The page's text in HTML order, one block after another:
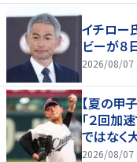
イチロー
ビーが８
2026/08/07
【夏の甲
「２回加
ではなく
2026/08/07